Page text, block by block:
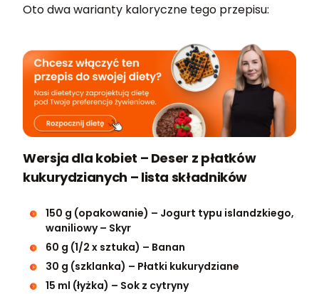
Oto dwa warianty kaloryczne tego przepisu:
Wersja dla kobiet – Deser z płatków
kukurydzianych – lista składników
150 g (opakowanie) – Jogurt typu islandzkiego,
waniliowy – Skyr
60 g (1/2 x sztuka) – Banan
30 g (szklanka) – Płatki kukurydziane
15 ml (łyżka) – Sok z cytryny